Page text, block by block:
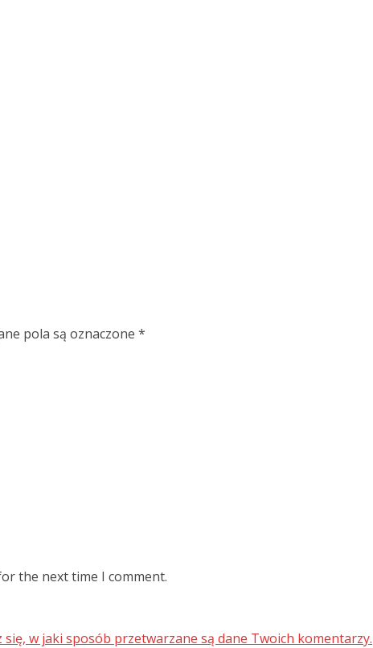
pola są oznaczone *
the next time I comment.
się, w jaki sposób przetwarzane są dane Twoich komentarzy.